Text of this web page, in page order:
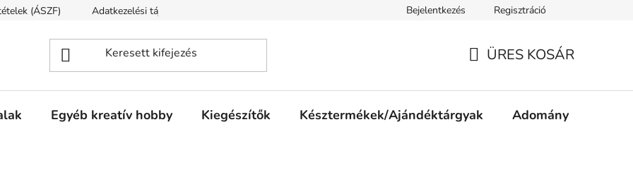
(ÁSZF) Adatkezelési tájékoztató Jogi nyilatkozat Impresszum
Bejelentkezés Regisztráció
ÜRES KOSÁR
Egyéb kreatív hobby Kiegészítők Késztermékek/Ajándéktárgyak Adomány